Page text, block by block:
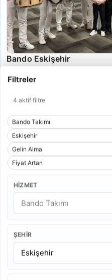
Filtreler
4 aktif filtre
Bando Takımı
Eskişehir
Gelin Alma
Fiyat Artan
HIZMET
ŞEHIR
Bando Eskişehir
55 Dakika
9.500 TL